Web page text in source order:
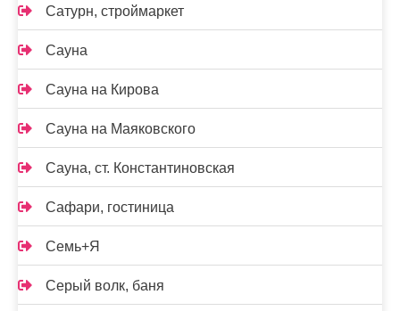
Сатурн, строймаркет
Сауна
Сауна на Кирова
Сауна на Маяковского
Сауна, ст. Константиновская
Сафари, гостиница
Семь+Я
Серый волк, баня